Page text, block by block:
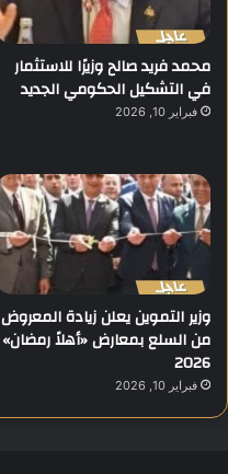
محمد فريد صالح وزيرًا للاستثمار
في التشكيل الحكومي الجديد
فبراير 10, 2026
وزير التموين يعلن زيادة المعروض
من السلع بمعارض «أهلاً رمضان»
2026
فبراير 10, 2026